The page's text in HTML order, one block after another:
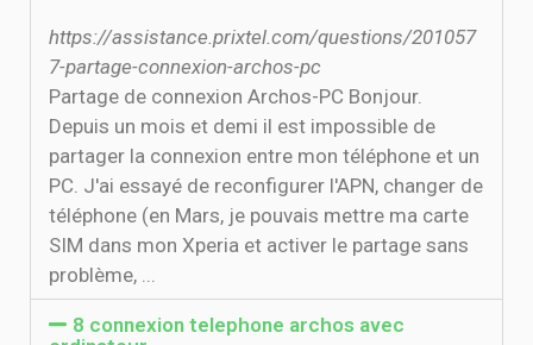
https://assistance.prixtel.com/questions/201057
7-partage-connexion-archos-pc
Partage de connexion Archos-PC Bonjour.
Depuis un mois et demi il est impossible de
partager la connexion entre mon téléphone et un
PC. J'ai essayé de reconfigurer l'APN, changer de
téléphone (en Mars, je pouvais mettre ma carte
SIM dans mon Xperia et activer le partage sans
problème, ...
8 connexion telephone archos avec